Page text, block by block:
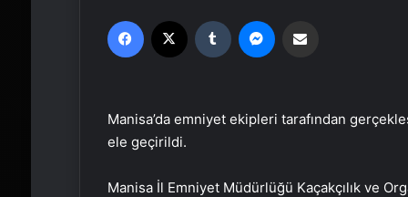
Facebook Tumblr
Manisa’da emniyet ekipleri tarafından
ele geçirildi.
Manisa İl Emniyet Müdürlüğü Kaçakçılık ve